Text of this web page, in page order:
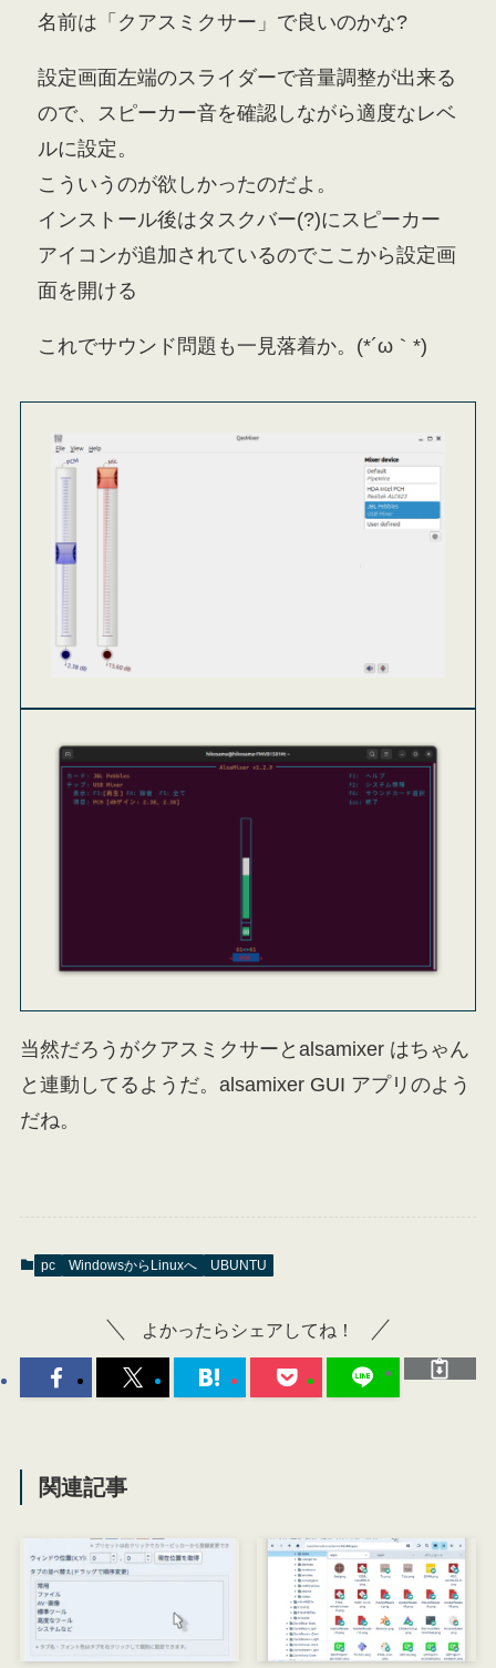
名前は「クアスミクサー」で良いのかな?
設定画面左端のスライダーで音量調整が出来る
ので、スピーカー音を確認しながら適度なレベ
ルに設定。
こういうのが欲しかったのだよ。
インストール後はタスクバー(?)にスピーカー
アイコンが追加されているのでここから設定画
面を開ける
これでサウンド問題も一見落着か。(*´ω｀*)
当然だろうがクアスミクサーとalsamixer はちゃん
と連動してるようだ。alsamixer GUI アプリのよう
だね。
pc WindowsからLinuxへ UBUNTU
よかったらシェアしてね！
関連記事